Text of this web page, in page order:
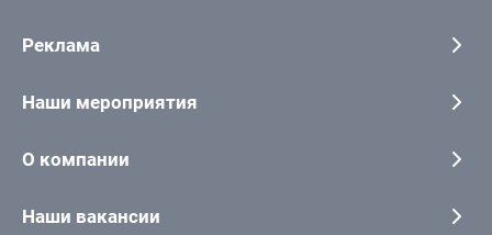
Реклама
Наши мероприятия
О компании
Наши вакансии